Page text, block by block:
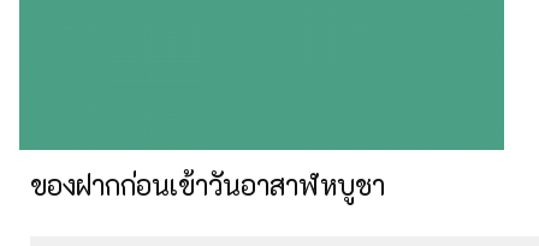
ของฝากก่อนเข้าวันอาสาฬหบูชา